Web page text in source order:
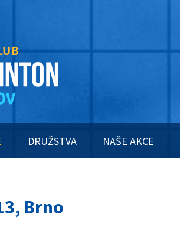
DRUŽSTVA NAŠE AKCE
Brno